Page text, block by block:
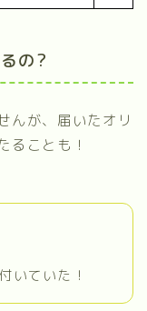
の?
んが、届いたオリ
ることも！
いていた！